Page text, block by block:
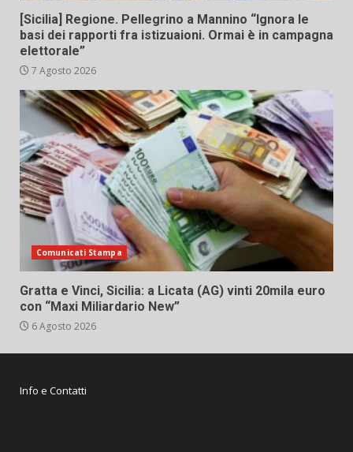
[Sicilia] Regione. Pellegrino a Mannino “Ignora le
basi dei rapporti fra istizuaioni. Ormai è in campagna
elettorale”
7 Agosto 2026
Comunicati Stampa
Gratta e Vinci, Sicilia: a Licata (AG) vinti 20mila euro
con “Maxi Miliardario New”
6 Agosto 2026
Info e Contatti